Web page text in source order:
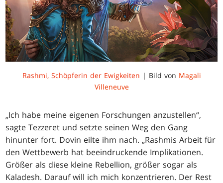
Rashmi, Schöpferin der Ewigkeiten | Bild von Magali
Villeneuve
„Ich habe meine eigenen Forschungen anzustellen“,
sagte Tezzeret und setzte seinen Weg den Gang
hinunter fort. Dovin eilte ihm nach. „Rashmis Arbeit für
den Wettbewerb hat beeindruckende Implikationen.
Größer als diese kleine Rebellion, größer sogar als
Kaladesh. Darauf will ich mich konzentrieren. Der Rest